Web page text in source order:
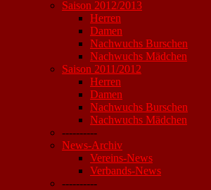
Saison 2012/2013
Herren
Damen
Nachwuchs Burschen
Nachwuchs Mädchen
Saison 2011/2012
Herren
Damen
Nachwuchs Burschen
Nachwuchs Mädchen
----------
News-Archiv
Vereins-News
Verbands-News
----------